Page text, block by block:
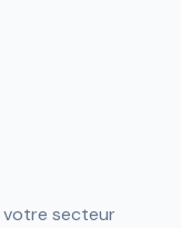
secteur